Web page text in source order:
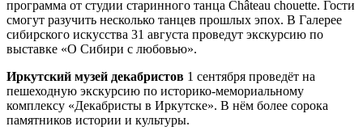
программа от студии старинного танца Château chouette. Гости
смогут разучить несколько танцев прошлых эпох. В Галерее
сибирского искусства 31 августа проведут экскурсию по
выставке «О Сибири с любовью».
Иркутский музей декабристов 1 сентября проведёт на
пешеходную экскурсию по историко-мемориальному
комплексу «Декабристы в Иркутске». В нём более сорока
памятников истории и культуры.